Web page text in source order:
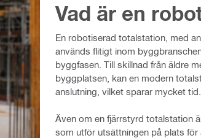
Vad är en
En robotiserad totalstation, med
används flitigt inom
byggfasen. Till skillnad från äldre
byggplatsen, kan en modern
anslutning, vilket sparar mycket tid.
Även om en fjärrstyrd totalstation
som utför utsättningen på plats